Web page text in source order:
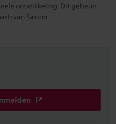
ontwikkeling. Dit gebeurt
van Saxion.